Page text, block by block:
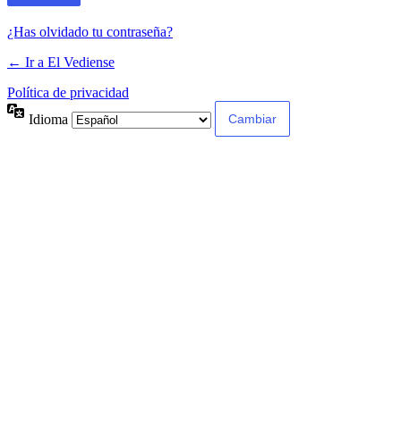
¿Has olvidado tu contraseña?
← Ir a El Vediense
Política de privacidad
Idioma